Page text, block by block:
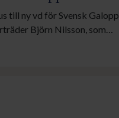
till ny vd för Svensk Galopp
Björn Nilsson, som